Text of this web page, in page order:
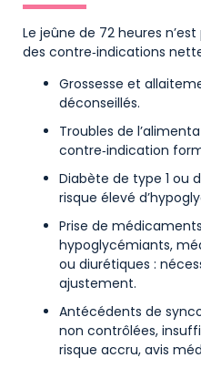
Le jeûne de 72 heures
des contre‑indications
Grossesse et
déconseillés.
Troubles de
contre‑indication
Diabète de type 1 ou
risque élevé
Prise de
hypoglycémiants,
ou diurétiques :
ajustement.
Antécédents de
non contrôlées,
risque accru, avis